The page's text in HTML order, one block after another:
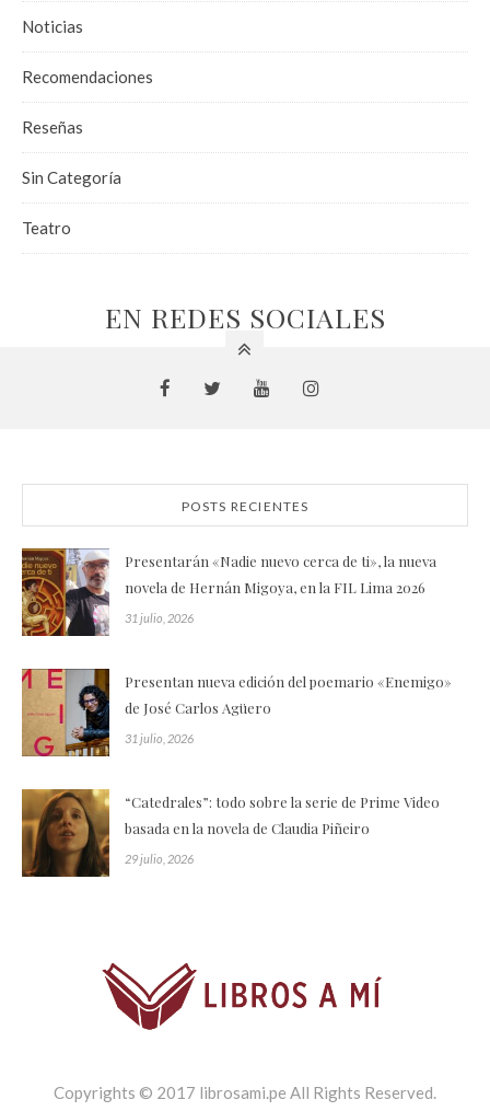
Noticias
Recomendaciones
Reseñas
Sin Categoría
Teatro
EN REDES SOCIALES
POSTS RECIENTES
Presentarán «Nadie nuevo cerca de ti», la nueva
novela de Hernán Migoya, en la FIL Lima 2026
31 julio, 2026
Presentan nueva edición del poemario «Enemigo»
de José Carlos Agüero
31 julio, 2026
“Catedrales”: todo sobre la serie de Prime Video
basada en la novela de Claudia Piñeiro
29 julio, 2026
Copyrights © 2017 librosami.pe All Rights Reserved.